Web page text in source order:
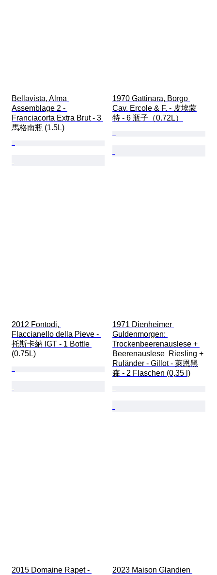
Bellavista, Alma
Assemblage 2 -
Franciacorta Extra Brut - 3
馬格南瓶 (1.5L)
1970 Gattinara, Borgo
Cav. Ercole & F. - 皮埃蒙
特 - 6 瓶子（0.72L）
2012 Fontodi,
Flaccianello della Pieve -
托斯卡納 IGT - 1 Bottle
(0.75L)
1971 Dienheimer
Guldenmorgen:
Trockenbeerenauslese +
Beerenauslese  Riesling +
Ruländer - Gillot - 萊恩黑
森 - 2 Flaschen (0,35 l)
2015 Domaine Rapet -
2023 Maison Glandien